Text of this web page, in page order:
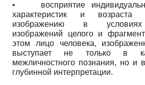
• восприятие индивидуально-
характеристик и возраста
изображению в условиях
изображений целого и
этом лицо человека,
выступает не только в
межличностного познания, но и
глубинной интерпретации.